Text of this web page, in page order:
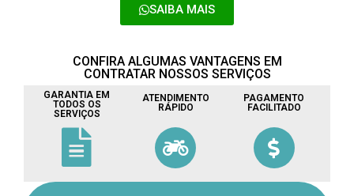
SAIBA MAIS
CONFIRA ALGUMAS VANTAGENS EM
CONTRATAR NOSSOS SERVIÇOS
GARANTIA EM
TODOS OS
SERVIÇOS
ATENDIMENTO
RÁPIDO
PAGAMENTO
FACILITADO